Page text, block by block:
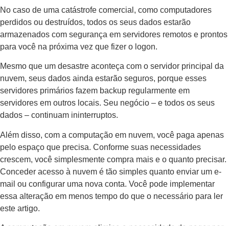
No caso de uma catástrofe comercial, como computadores
perdidos ou destruídos, todos os seus dados estarão
armazenados com segurança em servidores remotos e prontos
para você na próxima vez que fizer o logon.
Mesmo que um desastre aconteça com o servidor principal da
nuvem, seus dados ainda estarão seguros, porque esses
servidores primários fazem backup regularmente em
servidores em outros locais. Seu negócio – e todos os seus
dados – continuam ininterruptos.
Além disso, com a computação em nuvem, você paga apenas
pelo espaço que precisa. Conforme suas necessidades
crescem, você simplesmente compra mais e o quanto precisar.
Conceder acesso à nuvem é tão simples quanto enviar um e-
mail ou configurar uma nova conta. Você pode implementar
essa alteração em menos tempo do que o necessário para ler
este artigo.